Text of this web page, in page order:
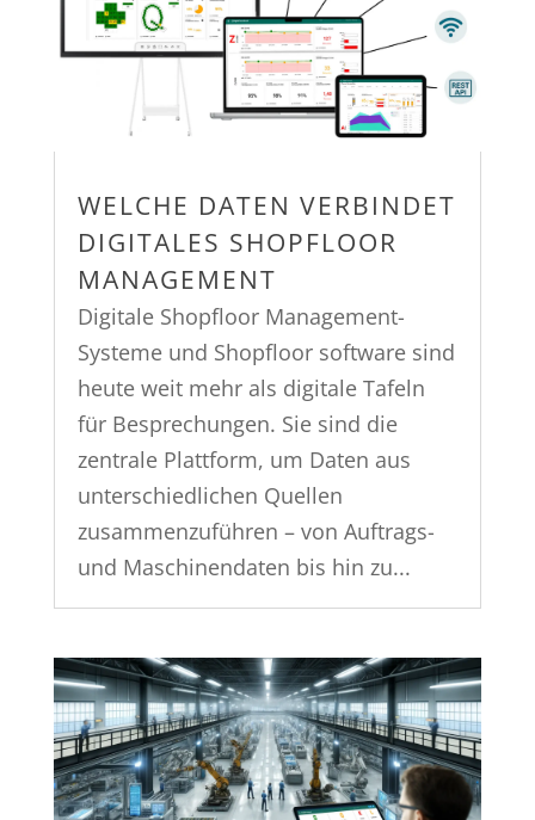
WELCHE DATEN VERBINDET
DIGITALES SHOPFLOOR
MANAGEMENT
Digitale Shopfloor Management-
Systeme und Shopfloor software sind
heute weit mehr als digitale Tafeln
für Besprechungen. Sie sind die
zentrale Plattform, um Daten aus
unterschiedlichen Quellen
zusammenzuführen – von Auftrags-
und Maschinendaten bis hin zu...